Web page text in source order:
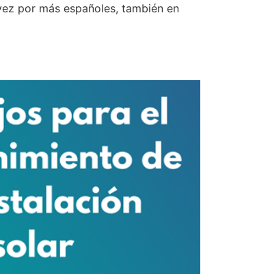
por más españoles, también en